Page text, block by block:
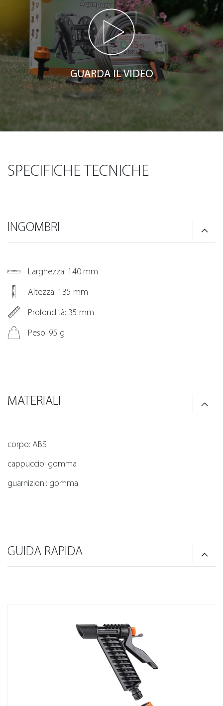
GUARDA IL VIDEO
SPECIFICHE TECNICHE
INGOMBRI
Larghezza: 140 mm
Altezza: 135 mm
Profondità: 35 mm
Peso: 95 g
MATERIALI
corpo: ABS
cappuccio: gomma
guarnizioni: gomma
GUIDA RAPIDA